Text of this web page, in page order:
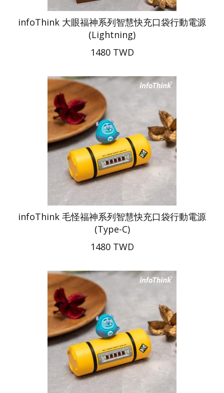
infoThink 大眼福神系列智慧快充口袋行動電源
(Lightning)
1480 TWD
infoThink 毛怪福神系列智慧快充口袋行動電源
(Type-C)
1480 TWD